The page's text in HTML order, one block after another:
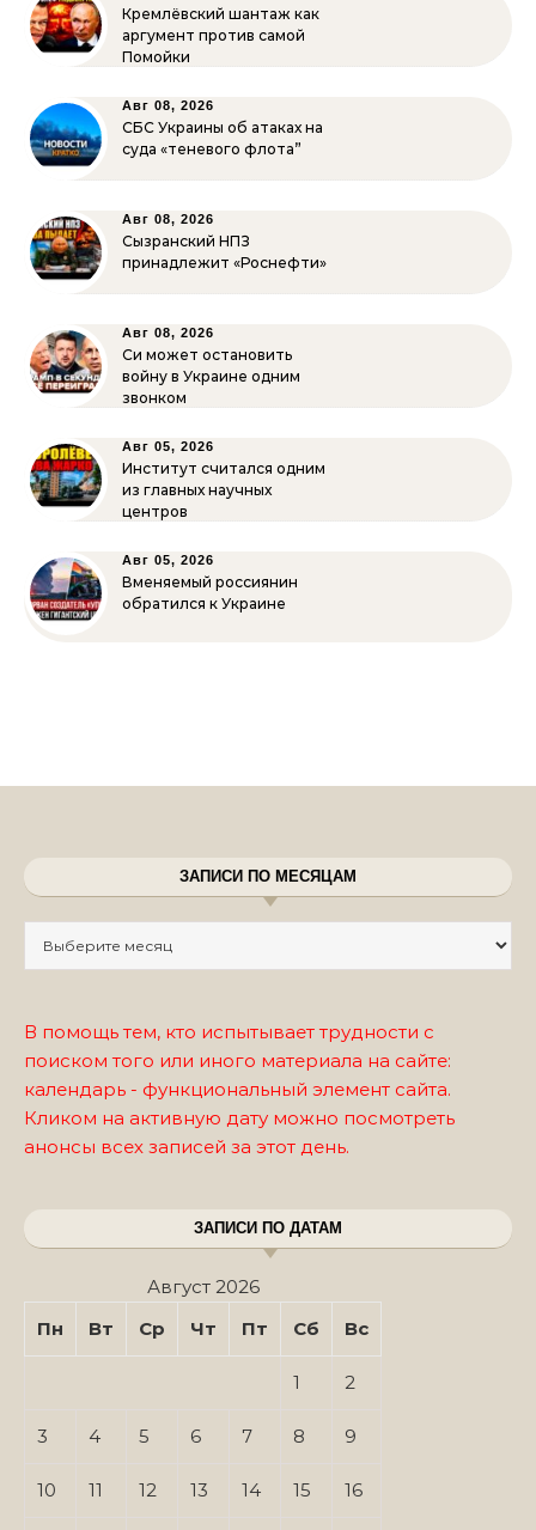
Кремлёвский шантаж как
аргумент против самой
Помойки
Авг 08, 2026
СБС Украины об атаках на
суда «теневого флота”
Авг 08, 2026
Сызранский НПЗ
принадлежит «Роснефти»
Авг 08, 2026
Си может остановить
войну в Украине одним
звонком
Авг 05, 2026
Институт считался одним
из главных научных
центров
Авг 05, 2026
Вменяемый россиянин
обратился к Украине
ЗАПИСИ ПО МЕСЯЦАМ
В помощь тем, кто испытывает трудности с
поиском того или иного материала на сайте:
календарь - функциональный элемент сайта.
Кликом на активную дату можно посмотреть
анонсы всех записей за этот день.
ЗАПИСИ ПО ДАТАМ
Август 2026
Пн
Вт Ср Чт Пт Сб Вс
1 2
3 4 5 6 7 8 9
10 11 12 13 14 15 16